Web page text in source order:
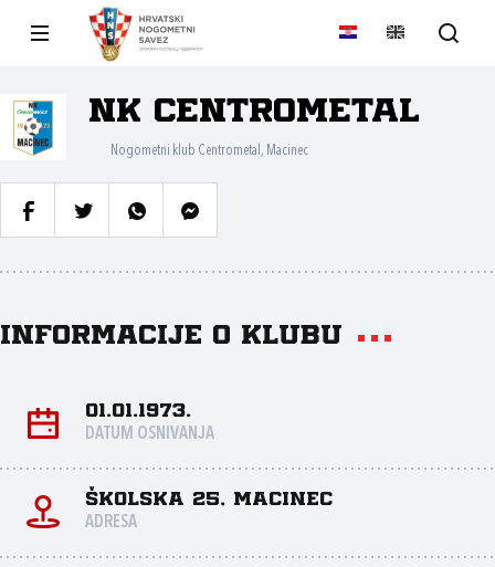
NK Centrometal
Nogometni klub Centrometal, Macinec
Informacije o klubu
01.01.1973.
DATUM OSNIVANJA
Školska 25, Macinec
ADRESA